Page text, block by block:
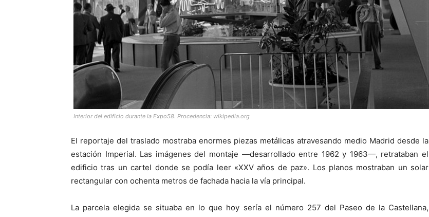
Interior del edificio durante la Expo58. Procedencia: wikipedia.org
El reportaje del traslado mostraba enormes piezas metálicas atravesando medio Madrid desde la
estación Imperial. Las imágenes del montaje —desarrollado entre 1962 y 1963—, retrataban el
edificio tras un cartel donde se podía leer «XXV años de paz». Los planos mostraban un solar
rectangular con ochenta metros de fachada hacia la vía principal.
La parcela elegida se situaba en lo que hoy sería el número 257 del Paseo de la Castellana,